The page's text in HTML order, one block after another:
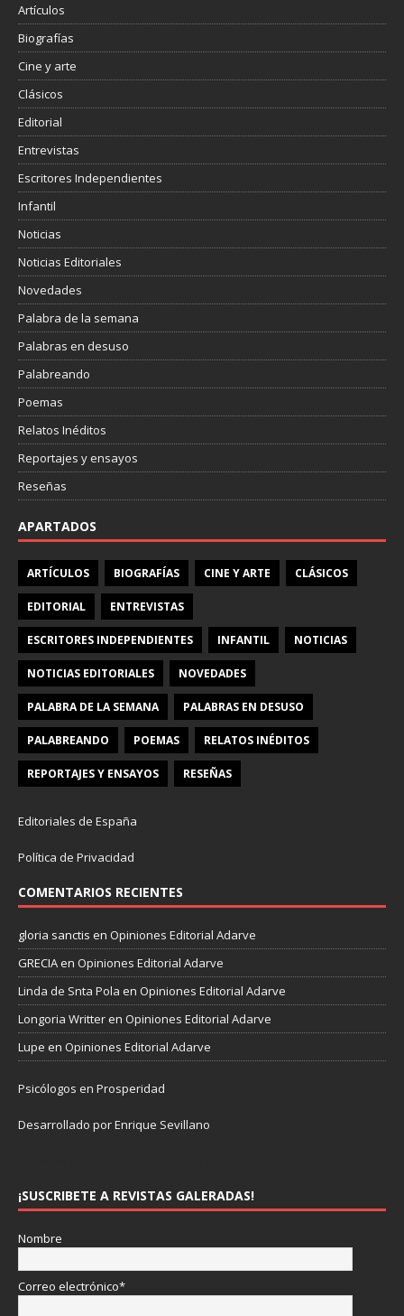
Artículos
Biografías
Cine y arte
Clásicos
Editorial
Entrevistas
Escritores Independientes
Infantil
Noticias
Noticias Editoriales
Novedades
Palabra de la semana
Palabras en desuso
Palabreando
Poemas
Relatos Inéditos
Reportajes y ensayos
Reseñas
APARTADOS
ARTÍCULOS BIOGRAFÍAS CINE Y ARTE CLÁSICOS
EDITORIAL ENTREVISTAS
ESCRITORES INDEPENDIENTES INFANTIL NOTICIAS
NOTICIAS EDITORIALES NOVEDADES
PALABRA DE LA SEMANA PALABRAS EN DESUSO
PALABREANDO POEMAS RELATOS INÉDITOS
REPORTAJES Y ENSAYOS RESEÑAS
Editoriales de España
Política de Privacidad
COMENTARIOS RECIENTES
gloria sanctis en Opiniones Editorial Adarve
GRECIAen Opiniones Editorial Adarve
Linda de Snta Pola en Opiniones Editorial Adarve
Longoria Writteren Opiniones Editorial Adarve
Lupe en Opiniones Editorial Adarve
Psicólogos en Prosperidad
Desarrollado por Enrique Sevillano
¡SUSCRIBETE A REVISTAS GALERADAS!
Nombre
Correo electrónico*